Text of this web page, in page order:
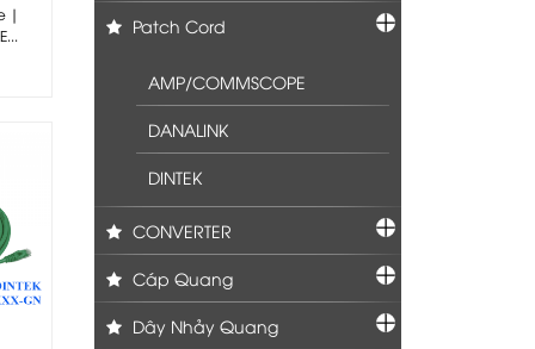
|
Patch Cord
AMP/COMMSCOPE
DANALINK
DINTEK
CONVERTER
Cáp Quang
Dây Nhảy Quang